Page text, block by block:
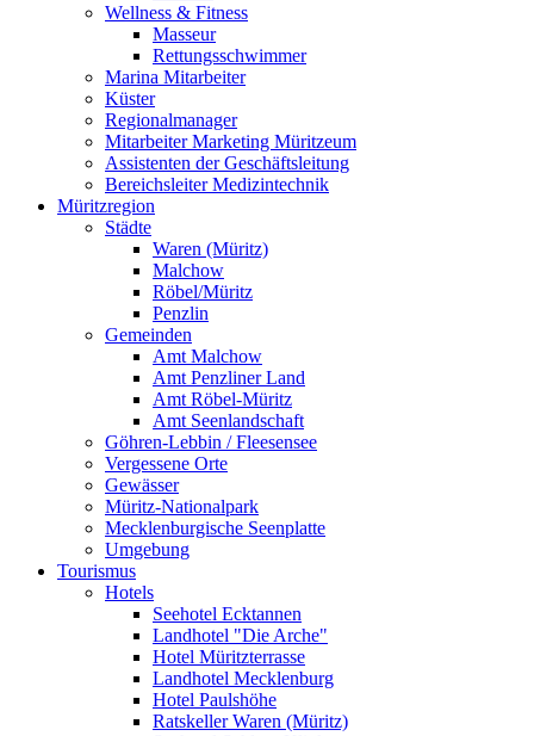
Wellness & Fitness
Masseur
Rettungsschwimmer
Marina Mitarbeiter
Küster
Regionalmanager
Mitarbeiter Marketing Müritzeum
Assistenten der Geschäftsleitung
Bereichsleiter Medizintechnik
Müritzregion
Städte
Waren (Müritz)
Malchow
Röbel/Müritz
Penzlin
Gemeinden
Amt Malchow
Amt Penzliner Land
Amt Röbel-Müritz
Amt Seenlandschaft
Göhren-Lebbin / Fleesensee
Vergessene Orte
Gewässer
Müritz-Nationalpark
Mecklenburgische Seenplatte
Umgebung
Tourismus
Hotels
Seehotel Ecktannen
Landhotel "Die Arche"
Hotel Müritzterrasse
Landhotel Mecklenburg
Hotel Paulshöhe
Ratskeller Waren (Müritz)